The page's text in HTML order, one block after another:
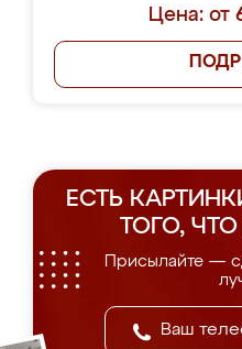
Цена: от
ЕСТЬ
ТОГО,
Присылайте —